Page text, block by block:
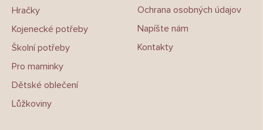
Hračky
Kojenecké potřeby
Školní potřeby
Pro maminky
Dětské oblečení
Lůžkoviny
Ochrana osobných údajov
Napíšte nám
Kontakty